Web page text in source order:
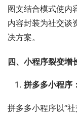
图文结合模式使内
内容封装为社交谈
决方案。
四、小程序裂变增
拼多多小程序
拼多多小程序以“